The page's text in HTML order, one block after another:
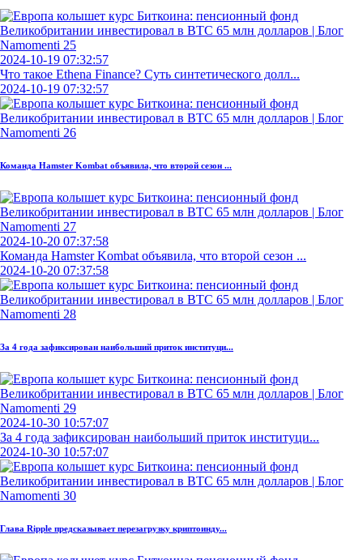
2024-10-19 07:32:57
Что такое Ethena Finance? Суть синтетического долл...
2024-10-19 07:32:57
Команда Hamster Kombat объявила, что второй сезон ...
2024-10-20 07:37:58
Команда Hamster Kombat объявила, что второй сезон ...
2024-10-20 07:37:58
За 4 года зафиксирован наибольший приток институци...
2024-10-30 10:57:07
За 4 года зафиксирован наибольший приток институци...
2024-10-30 10:57:07
Глава Ripple предсказывает перезагрузку криптоинду...